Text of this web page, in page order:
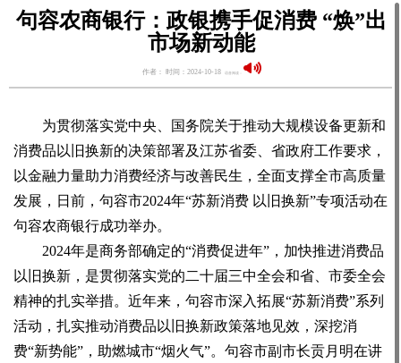
句容农商银行：政银携手促消费 “焕”出
市场新动能
作者： 时间：2024-10-18 语音阅读：
为贯彻落实党中央、国务院关于推动大规模设备更新和
消费品以旧换新的决策部署及江苏省委、省政府工作要求，
以金融力量助力消费经济与改善民生，全面支撑全市高质量
发展，日前，句容市2024年“苏新消费 以旧换新”专项活动在
句容农商银行成功举办。
2024年是商务部确定的“消费促进年”，加快推进消费品
以旧换新，是贯彻落实党的二十届三中全会和省、市委全会
精神的扎实举措。近年来，句容市深入拓展“苏新消费”系列
活动，扎实推动消费品以旧换新政策落地见效，深挖消
费“新势能”，助燃城市“烟火气”。句容市副市长贡月明在讲